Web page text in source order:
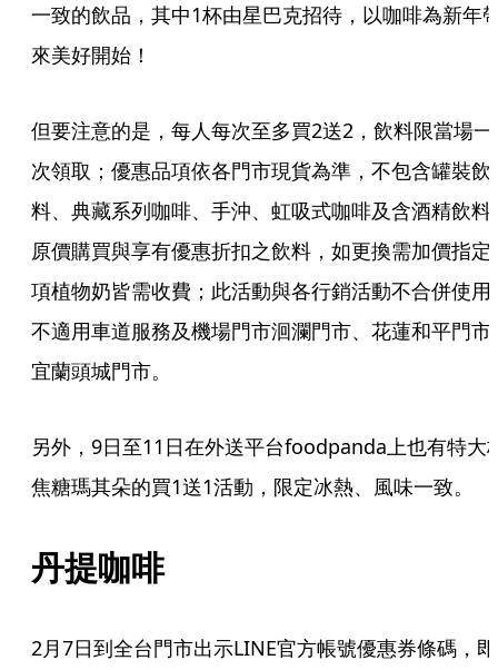
一致的飲品，其中1杯由星巴克招待，以咖啡為新年
來美好開始！
但要注意的是，每人每次至多買2送2，飲料限當場一
次領取；優惠品項依各門市現貨為準，不包含罐裝飲
料、典藏系列咖啡、手沖、虹吸式咖啡及含酒精飲料
原價購買與享有優惠折扣之飲料，如更換需加價指定
項植物奶皆需收費；此活動與各行銷活動不合併使用
不適用車道服務及機場門市洄瀾門市、花蓮和平門市
宜蘭頭城門市。
另外，9日至11日在外送平台foodpanda上也有特大
焦糖瑪其朵的買1送1活動，限定冰熱、風味一致。
丹提咖啡
2月7日到全台門市出示LINE官方帳號優惠券條碼，即